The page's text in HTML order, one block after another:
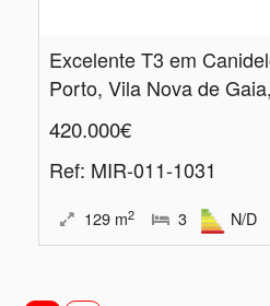
Excelente T3 em
Porto, Vila Nova de
420.000€
Ref: MIR-011-1031
129 m2 3 N/D